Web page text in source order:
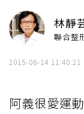
林靜
聯合整
2015-06-14 11:40:21
阿義很愛運